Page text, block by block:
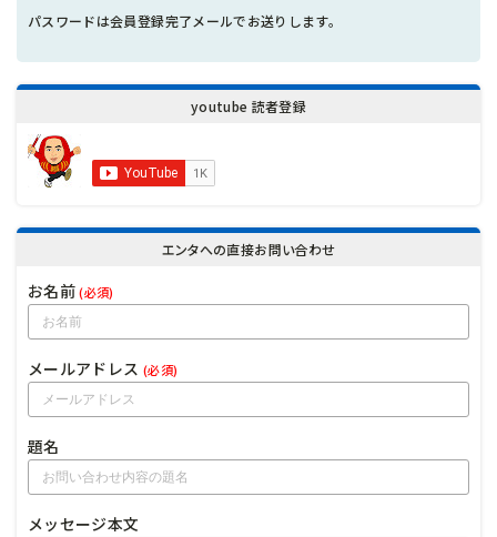
パスワードは会員登録完了メールでお送りします。
youtube 読者登録
エンタへの直接お問い合わせ
お名前(必須)
メールアドレス (必須)
題名
メッセージ本文